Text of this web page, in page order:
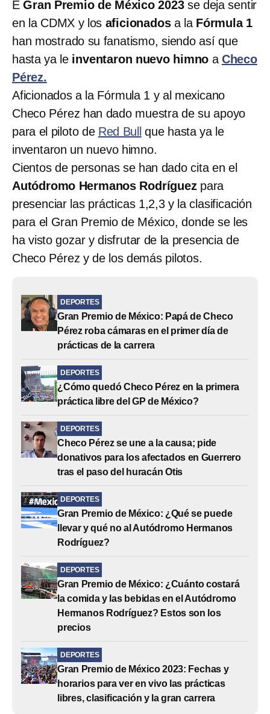
EGran Premio de México 2023se deja sentir
en la CDMX y los aficionados a la Fórmula 1
han mostrado su fanatismo, siendo así que
hasta ya le inventaron nuevo himno a Checo
Pérez.
Aficionados a la Fórmula 1 y al mexicano
Checo Pérez han dado muestra de su apoyo
para el piloto de Red Bull
que hasta ya le
inventaron un nuevo himno.
Cientos de personas se han dado cita en el
Autódromo Hermanos Rodríguezpara
presenciar las prácticas 1,2,3 y la clasificación
para el Gran Premio de México, donde se les
ha visto gozar y disfrutar de la presencia de
Checo Pérez y de los demás pilotos.
DEPORTES
Gran Premio de México: Papá de Checo
Pérez roba cámaras en el primer día de
prácticas de la carrera
DEPORTES
¿Cómo quedó Checo Pérez en la primera
práctica libre del GP de México?
DEPORTES
Checo Pérez se une a la causa; pide
donativos para los afectados en Guerrero
tras el paso del huracán Otis
DEPORTES
Gran Premio de México: ¿Qué se puede
llevar y qué no al Autódromo Hermanos
Rodríguez?
DEPORTES
Gran Premio de México: ¿Cuánto costará
la comida y las bebidas en el Autódromo
Hermanos Rodríguez? Estos son los
precios
DEPORTES
Gran Premio de México 2023: Fechas y
horarios para ver en vivo las prácticas
libres, clasificación y la gran carrera